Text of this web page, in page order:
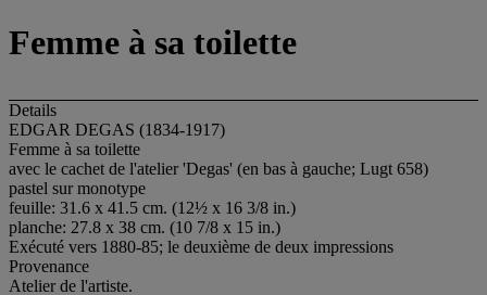
Femme à sa toilette
Details
EDGAR DEGAS (1834-1917)
Femme à sa toilette
avec le cachet de l'atelier 'Degas' (en bas à gauche; Lugt 658)
pastel sur monotype
feuille: 31.6 x 41.5 cm. (12½ x 16 3/8 in.)
planche: 27.8 x 38 cm. (10 7/8 x 15 in.)
Exécuté vers 1880-85; le deuxième de deux impressions
Provenance
Atelier de l'artiste.